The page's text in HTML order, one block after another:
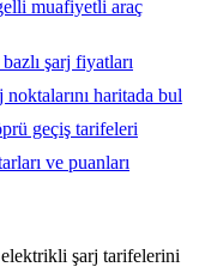
muafiyetli araç
şarj fiyatları
noktalarını haritada bul
geçiş tarifeleri
ve puanları
şarj tarifelerini